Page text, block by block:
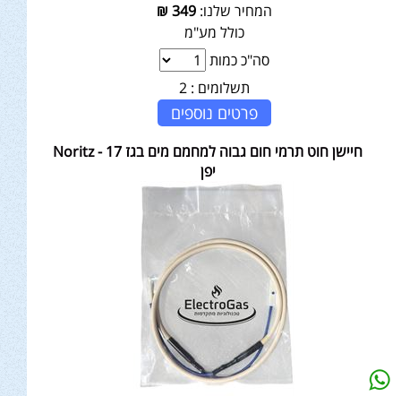
המחיר שלנו:349
₪
כולל מע"מ
סה"כ כמות
תשלומים : 2
פרטים נוספים
חיישן חוט תרמי חום גבוה למחמם מים בגז 17 - Noritz
יפן